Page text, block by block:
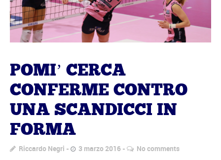
POMI’ CERCA
CONFERME CONTRO
UNA SCANDICCI IN
FORMA
Riccardo Negri 3 marzo 2016 No comments